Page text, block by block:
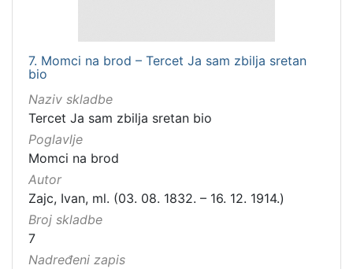
7. Momci na brod – Tercet Ja sam zbilja sretan
bio
Naziv skladbe
Tercet Ja sam zbilja sretan bio
Poglavlje
Momci na brod
Autor
Zajc, Ivan, ml. (03. 08. 1832. – 16. 12. 1914.)
Broj skladbe
7
Nadređeni zapis